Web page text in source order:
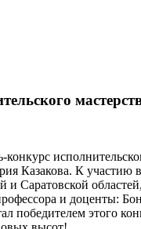
Казакова. К
Саратовской
и
победителем этого